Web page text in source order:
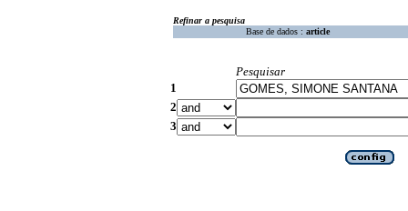
Refinar a pesquisa
Base de dados : article
Pesquisar
1
2
3